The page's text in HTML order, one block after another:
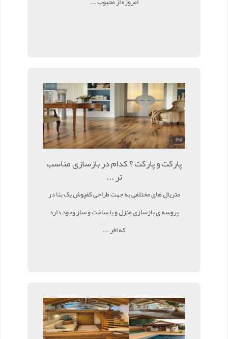
پارکت و پارکت ؟ کدام در بازسازی مناسب
تر ...
متریال های مختلفی به جهت طراحی کفپوش یک بنا در
پروسه ی بازسازی منزل و یا ساخت و ساز وجود دارد
که افر ...